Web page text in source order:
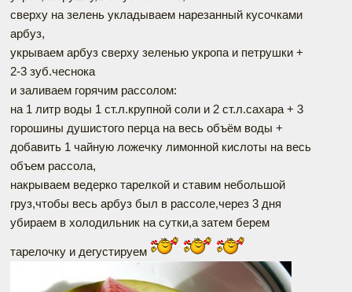
сверху на зелень укладываем нарезанный кусочками
арбуз,
укрываем арбуз сверху зеленью укропа и петрушки +
2-3 зуб.чеснока
и заливаем горячим рассолом:
на 1 литр воды 1 ст.л.крупной соли и 2 ст.л.сахара + 3
горошины душистого перца на весь объём воды +
добавить 1 чайную ложечку лимонной кислоты на весь
объем рассола,
накрываем ведерко тарелкой и ставим небольшой
груз,чтобы весь арбуз был в рассоле,через 3 дня
убираем в холодильник на сутки,а затем берем
тарелочку и дегустируем